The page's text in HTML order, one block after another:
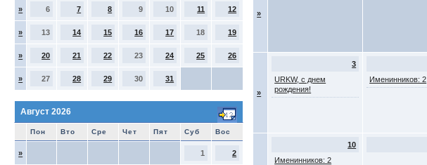
» 6 7 8 9 10 11 12
» 13 14 15 16 17 18 19
» 20 21 22 23 24 25 26
» 27 28 29 30 31
Август 2026
Пон Вто Сре Чет Пят Суб Вос
» 1 2
»
»
3
URKW, с днем
рождения!
Именинников: 2
10
Именинников: 2